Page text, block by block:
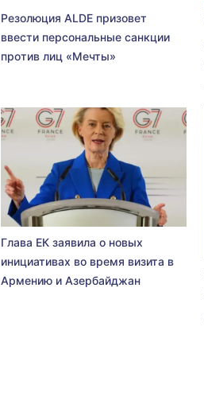
Резолюция ALDE призовет
ввести персональные санкции
против лиц «Мечты»
Глава ЕК заявила о новых
инициативах во время визита в
Армению и Азербайджан